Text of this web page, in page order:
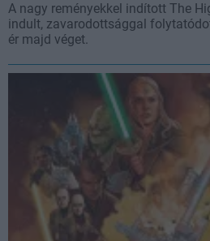
A nagy reményekkel indított The
indult, zavarodottsággal
ér majd véget.